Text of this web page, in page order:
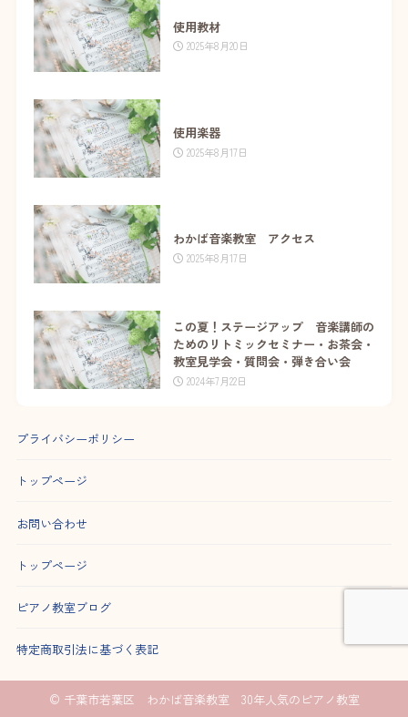
使用教材
2025年8月20日
使用楽器
2025年8月17日
わかば音楽教室 アクセス
2025年8月17日
この夏！ステージアップ 音楽講師の
ためのリトミックセミナー・お茶会・
教室見学会・質問会・弾き合い会
2024年7月22日
プライバシーポリシー
トップページ
お問い合わせ
トップページ
ピアノ教室ブログ
特定商取引法に基づく表記
© 千葉市若葉区 わかば音楽教室 30年人気のピアノ教室